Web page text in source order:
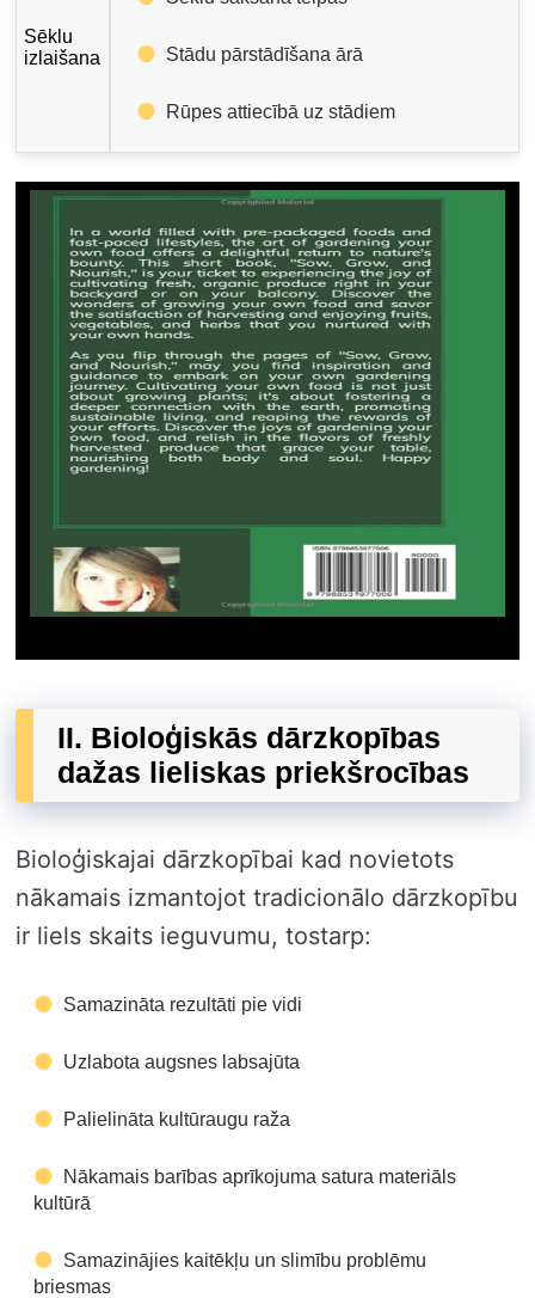
Sēklu
izlaišana
Stādu pārstādīšana ārā
Rūpes attiecībā uz stādiem
II. Bioloģiskās dārzkopības
dažas lieliskas priekšrocības
Bioloģiskajai dārzkopībai kad novietots
nākamais izmantojot tradicionālo dārzkopību
ir liels skaits ieguvumu, tostarp:
Samazināta rezultāti pie vidi
Uzlabota augsnes labsajūta
Palielināta kultūraugu raža
Nākamais barības aprīkojuma satura materiāls
kultūrā
Samazinājies kaitēkļu un slimību problēmu
briesmas